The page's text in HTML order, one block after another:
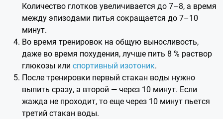
Количество глотков увеличивается до 7–8, а время
между эпизодами питья сокращается до 7–10
минут.
Во время тренировок на общую выносливость,
даже во время похудения, лучше пить 8 % раствор
глюкозы или спортивный изотоник.
После тренировки первый стакан воды нужно
выпить сразу, а второй — через 10 минут. Если
жажда не проходит, то еще через 10 минут пьется
третий стакан воды.